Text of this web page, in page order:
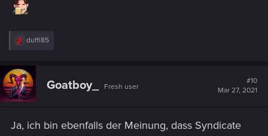
R
t
i
o
duffi85
Goatboy_ Fresh user
#10
Mar 27, 2021
Ja, ich bin ebenfalls der Meinung, dass Syndicate